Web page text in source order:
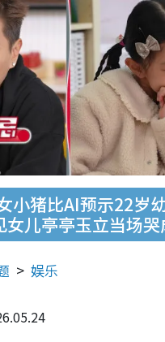
小猪比AI预示22岁
女儿亭亭玉立当场
娱乐